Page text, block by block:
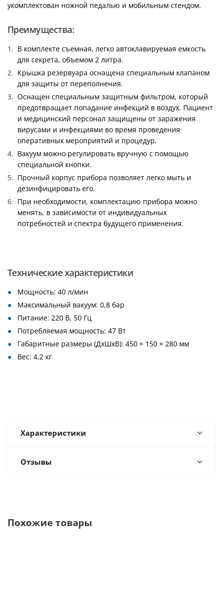
укомплектован ножной педалью и мобильным стендом.
Преимущества:
В комплекте съемная, легко автоклавируемая емкость
для секрета, объемом 2 литра.
Крышка резервуара оснащена специальным клапаном
для защиты от переполнения.
Оснащен специальным защитным фильтром, который
предотвращает попадание инфекций в воздух. Пациент
и медицинский персонал защищены от заражения
вирусами и инфекциями во время проведения
оперативных мероприятий и процедур.
Вакуум можно регулировать вручную с помощью
специальной кнопки.
Прочный корпус прибора позволяет легко мыть и
дезинфицировать его.
При необходимости, комплектацию прибора можно
менять, в зависимости от индивидуальных
потребностей и спектра будущего применения.
Технические характеристики
Мощность: 40 л/мин
Максимальный вакуум: 0,8 бар
Питание: 220 В, 50 Гц
Потребляемая мощность: 47 Вт
Габаритные размеры (ДхШхВ): 450 × 150 × 280 мм
Вес: 4,2 кг
Характеристики
Отзывы
Похожие товары